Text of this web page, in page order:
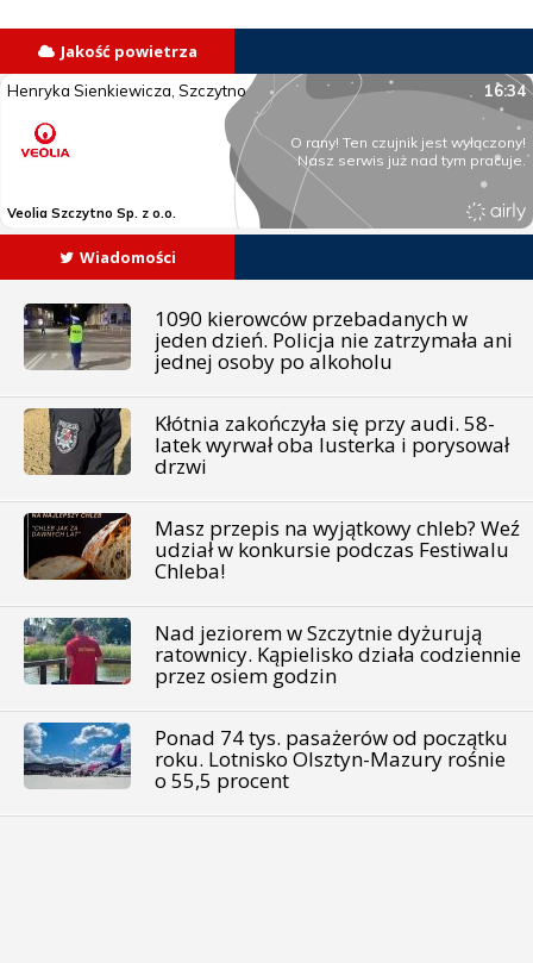
Jakość powietrza
Wiadomości
1090 kierowców przebadanych w
jeden dzień. Policja nie zatrzymała ani
jednej osoby po alkoholu
Kłótnia zakończyła się przy audi. 58-
latek wyrwał oba lusterka i porysował
drzwi
Masz przepis na wyjątkowy chleb? Weź
udział w konkursie podczas Festiwalu
Chleba!
Nad jeziorem w Szczytnie dyżurują
ratownicy. Kąpielisko działa codziennie
przez osiem godzin
Ponad 74 tys. pasażerów od początku
roku. Lotnisko Olsztyn-Mazury rośnie
o 55,5 procent